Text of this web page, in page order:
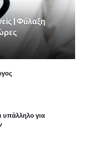
| Φύλαξη
υπάλληλο για